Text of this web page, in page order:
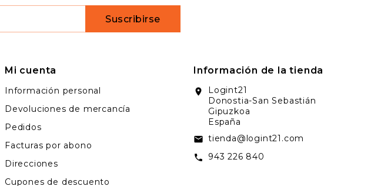
Suscribirse
Mi cuenta
Información personal
Devoluciones de mercancía
Pedidos
Facturas por abono
Direcciones
Cupones de descuento
Información de la tienda
location_on
Logint21
Donostia-San Sebastián
Gipuzkoa
España
email tienda@logint21.com
call 943 226 840